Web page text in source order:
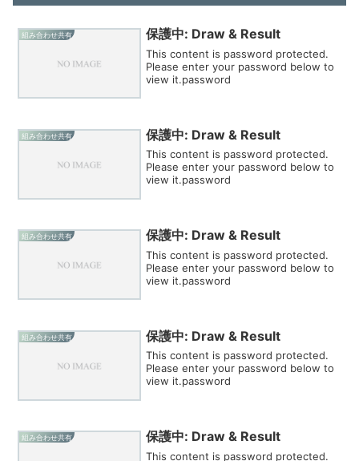
組み合わせ共有 保護中: Draw & Result
This content is password protected.
Please enter your password below to
view it.password
組み合わせ共有 保護中: Draw & Result
This content is password protected.
Please enter your password below to
view it.password
組み合わせ共有 保護中: Draw & Result
This content is password protected.
Please enter your password below to
view it.password
組み合わせ共有 保護中: Draw & Result
This content is password protected.
Please enter your password below to
view it.password
組み合わせ共有 保護中: Draw & Result
This content is password protected.